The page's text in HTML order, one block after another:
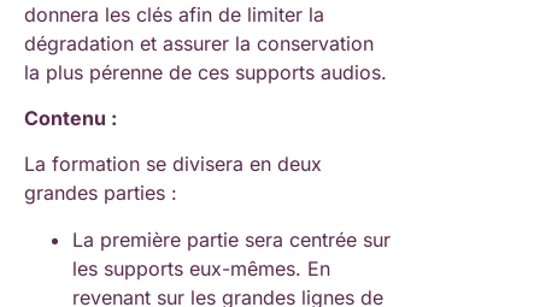
donnera les clés afin de limiter la
dégradation et assurer la conservation
la plus pérenne de ces supports audios.
Contenu :
La formation se divisera en deux
grandes parties :
La première partie sera centrée sur
les supports eux-mêmes. En
revenant sur les grandes lignes de